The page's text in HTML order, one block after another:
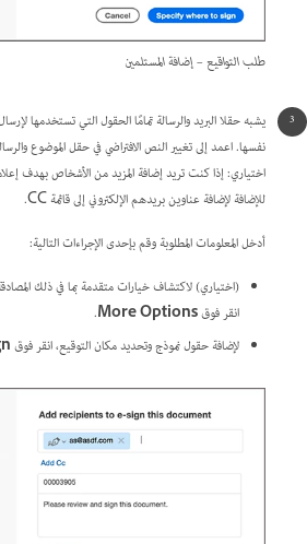
طلب التواقيع – إضافة المستلمين
يشبه حقلا البريد والرسالة تمامًا الحقول التي تستخدمها
نفسها. اعمد إلى تغيير النص الافتراضي في حقل الموضوع
للإضافة لإضافة عناوين بريدهم الإلكتروني إلى قائمة CC.
أدخل المعلومات المطلوبة وقم بإحدى الإجراءات التالية:
(اختياري) لاكتشاف خيارات متقدمة بما في ذلك
انقر فوقMore Options
.
لإضافة حقول نموذج وتحديد مكان التوقيع، انقر فوق